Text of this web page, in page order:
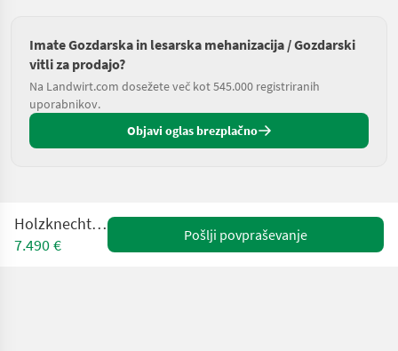
Imate Gozdarska in lesarska mehanizacija / Gozdarski
vitli za prodajo?
Na Landwirt.com dosežete več kot 545.000 registriranih
uporabnikov.
Objavi oglas brezplačno
Holzknecht HS 280
7.490 €
Pošlji povpraševanje